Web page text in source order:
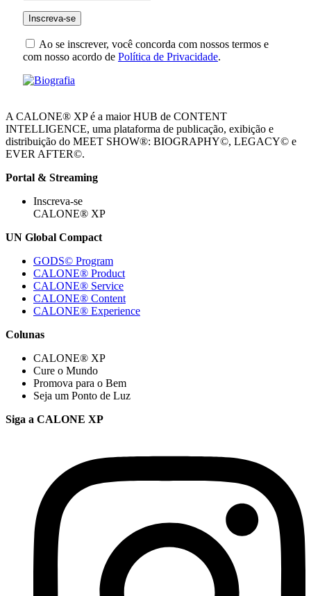
Ao se inscrever, você concorda com nossos termos e
com nosso acordo de Política de Privacidade.
A CALONE® XP é a maior HUB de CONTENT
INTELLIGENCE, uma plataforma de publicação, exibição e
distribuição do MEET SHOW®: BIOGRAPHY©, LEGACY© e
EVER AFTER©.
Portal & Streaming
Inscreva-se
CALONE® XP
UN Global Compact
GODS© Program
CALONE® Product
CALONE® Service
CALONE® Content
CALONE® Experience
Colunas
CALONE® XP
Cure o Mundo
Promova para o Bem
Seja um Ponto de Luz
Siga a CALONE XP